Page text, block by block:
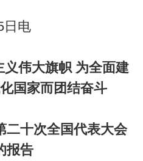
日电
义伟大旗帜 为全面建
国家而团结奋斗
十次全国代表大会
报告